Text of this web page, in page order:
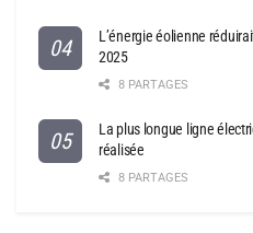
L’énergie éolienne
2025
8 PARTAGES
La plus longue ligne
réalisée
8 PARTAGES